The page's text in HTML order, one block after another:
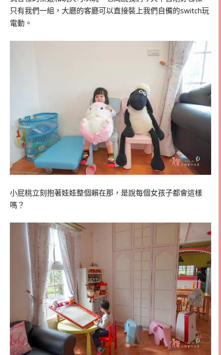
只有我們一組，大廳的客廳可以直接裝上我們自備的switch玩
電動。
小屁桃立刻抱著娃娃整個賴在那，是說每個女孩子都會這樣
嗎？